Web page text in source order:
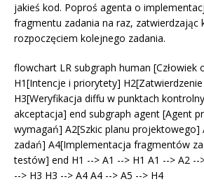
jakieś kod. Poproś agenta o
fragmentu zadania na raz, zatwierdzając
rozpoczęciem kolejnego zadania.
flowchart LR subgraph human [Człowiek
H1[Intencje i priorytety]
H3[Weryfikacja diffu w punktach
akceptacja] end subgraph agent [Agent
wymagań] A2[Szkic planu projektowego]
zadań] A4[Implementacja fragmentów
testów] end H1 --> A1 --> H1 A1 --> A2 --
--> H3 H3 --> A4 A4 --> A5 --> H4